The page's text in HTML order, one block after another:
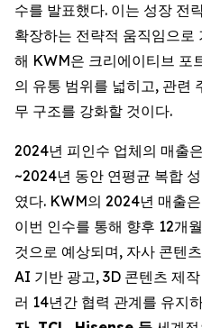
수를 발표했다. 이는 성장 전
확장하는 전략적 움직임으로
해 KWM은 크리에이티브 포
의 유통 범위를 넓히고, 관련
무 구조를 강화할 것이다.
2024년 피인수 업체의 매출
~2024년 동안 연평균 복합
였다. KWM의 2024년 매출
이번 인수를 통해 향후 12개
것으로 예상되며, 자사 콘텐
AI 기반 광고, 3D 콘텐츠 제
러 14년간 협력 관계를 유지